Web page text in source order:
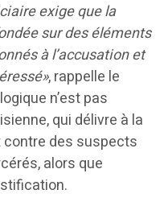
exige que la
sur des éléments
à l’accusation et
, rappelle le
n’est pas
qui délivre à la
des suspects
alors que